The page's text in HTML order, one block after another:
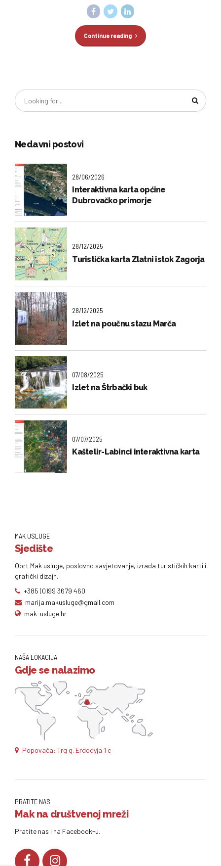
Continue reading
Nedavni postovi
28/06/2026
Interaktivna karta općine
Dubrovačko primorje
28/12/2025
Turistička karta Zlatni istok Zagorja
28/12/2025
Izlet na poučnu stazu Marča
07/08/2025
Izlet na Štrbački buk
07/07/2025
Kaštelir-Labinci interaktivna karta
MAK USLUGE
Sjedište
Obrt Mak usluge, poslovno savjetovanje, izrada turističkih karti i
grafički dizajn.
+385 (0)99 3679 460
marija.makusluge@gmail.com
mak-usluge.hr
NAŠA LOKACIJA
Gdje se nalazimo
Popovača: Trg g. Erdodyja 1 c
PRATITE NAS
Mak na društvenoj mreži
Pratite nas i na Facebook-u.